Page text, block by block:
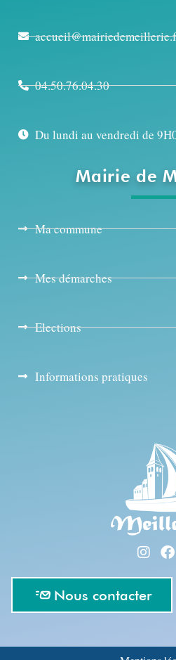
04.50.76.04.30
Du lundi au vendredi de
Mairie de
Ma commune
Mes démarches
Elections
Informations pratiques
Nous contacter